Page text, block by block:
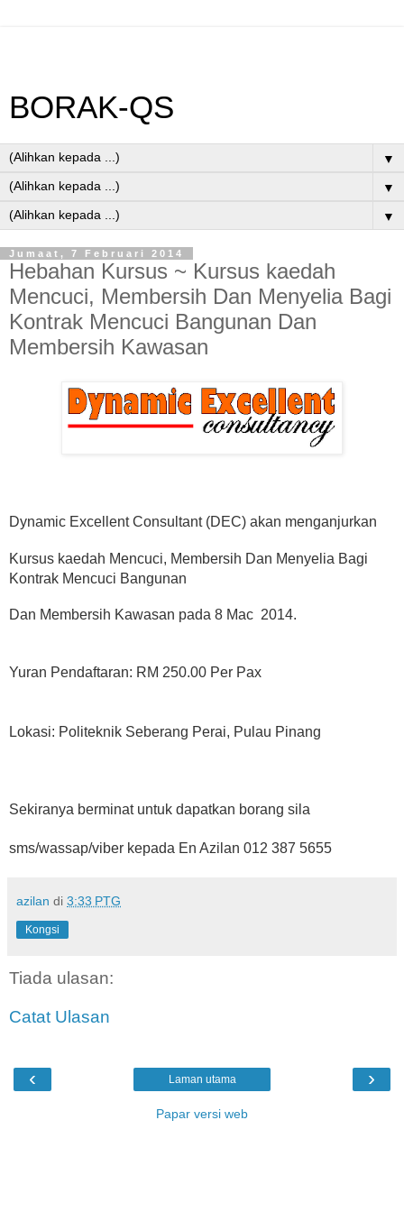
BORAK-QS
▼
▼
▼
Jumaat, 7 Februari 2014
Hebahan Kursus ~ Kursus kaedah
Mencuci, Membersih Dan Menyelia Bagi
Kontrak Mencuci Bangunan Dan
Membersih Kawasan
Dynamic Excellent Consultant (DEC) akan menganjurkan
Kursus kaedah Mencuci, Membersih Dan Menyelia Bagi
Kontrak Mencuci Bangunan
Dan Membersih Kawasan pada 8 Mac 2014.
Yuran Pendaftaran: RM 250.00 Per Pax
Lokasi: Politeknik Seberang Perai, Pulau Pinang
Sekiranya berminat untuk dapatkan borang sila
sms/wassap/viber kepada En Azilan 012 387 5655
azilan di 3:33 PTG
Kongsi
Tiada ulasan:
Catat Ulasan
‹ ›
Laman utama
Papar versi web